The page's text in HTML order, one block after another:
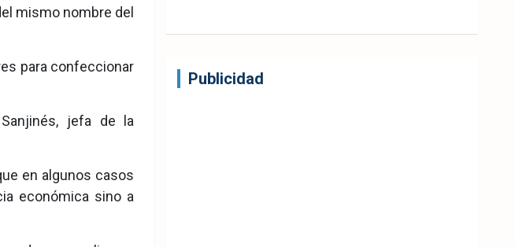
mismo nombre del
para confeccionar
jefa de la
en algunos casos
económica sino a
Publicidad